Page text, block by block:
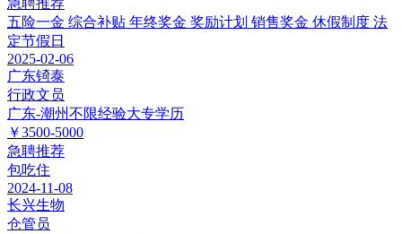
急聘推荐
五险一金 综合补贴 年终奖金 奖励计划 销售奖金 休假制度 法
定节假日
2025-02-06
广东锜泰
行政文员
广东-潮州不限经验大专学历
￥3500-5000
急聘推荐
包吃住
2024-11-08
长兴生物
仓管员